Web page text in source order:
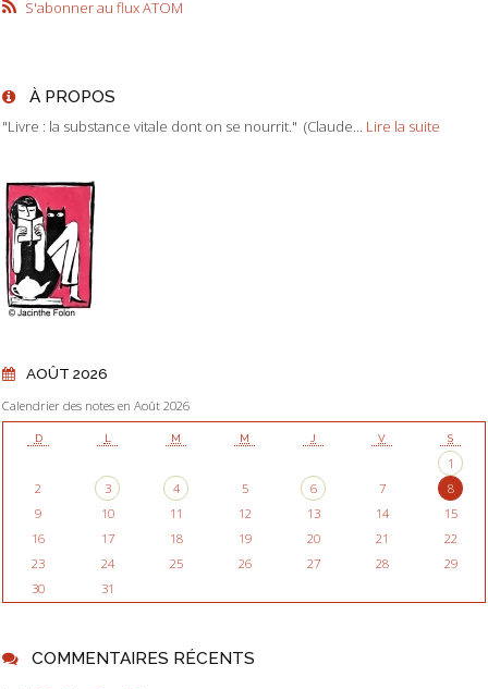
S'abonner au flux ATOM
À PROPOS
"Livre : la substance vitale dont on se nourrit." (Claude... Lire la suite
AOÛT 2026
Calendrier des notes en Août 2026
D L M M J V S
1
2
3 4 5 6 7
8
9
10 11 12 13 14
15
16
17 18 19 20 21
22
23
24 25 26 27 28
29
30
31
COMMENTAIRES RÉCENTS